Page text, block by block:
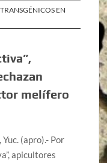
EN
melífero
(apro).- Por
apicultores